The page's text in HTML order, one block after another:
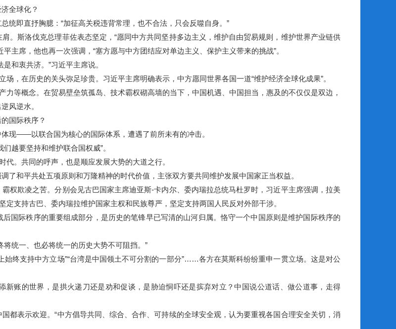
全球化？
即直抒胸臆：“加征高关税违背常理，也不合法，只会反噬自身。”
斯洛伐克总理菲佐表态坚定，“愿同中方共同坚持多边主义，维护自由贸易规则，维护世界产业链供
主席，他也再一次强调，“塞方愿与中方团结应对单边主义、保护主义带来的挑战”。
和衷共济。”习近平主席说。
在历史的关头弥足珍贵。习近平主席明确表示，中方愿同世界各国一道“维护经济全球化成果”。
等概念。在贸易壁垒筑孤岛、技术霸权砌高墙的当下，中国机遇、中国担当，惠及的不仅仅是双边，
风逆水。
国际秩序？
——以联合国为核心的国际体系，遭遇了前所未有的冲击。
越要坚持和维护联合国权威”。
。共同的呼声，也是顺应发展大势的大道之行。
和平共处五项原则和万隆精神的时代价值，主张双方要共同维护发展中国家正当权益。
欺凌之苦。分别会见古巴国家主席迪亚斯-卡内尔、委内瑞拉总统马杜罗时，习近平主席强调，拉美
支持古巴、委内瑞拉维护国家主权和民族尊严，坚定支持两国人民反对外部干涉。
际秩序的重要组成部分，是历史的笔锋早已写清的山河归属。恪守一个中国原则是维护国际秩序的
统一、也必将统一的历史大势不可阻挡。”
终支持中方立场”“台湾是中国领土不可分割的一部分”……各方在莫斯科纷纷重申一贯立场。这是对公
账的世界，是拱火递刀还是劝和促谈，是胁迫恫吓还是摈弃对立？中国说公道话、做公道事，走得
表示欢迎。“中方倡导共同、综合、合作、可持续的全球安全观，认为要重视各国合理安全关切，消